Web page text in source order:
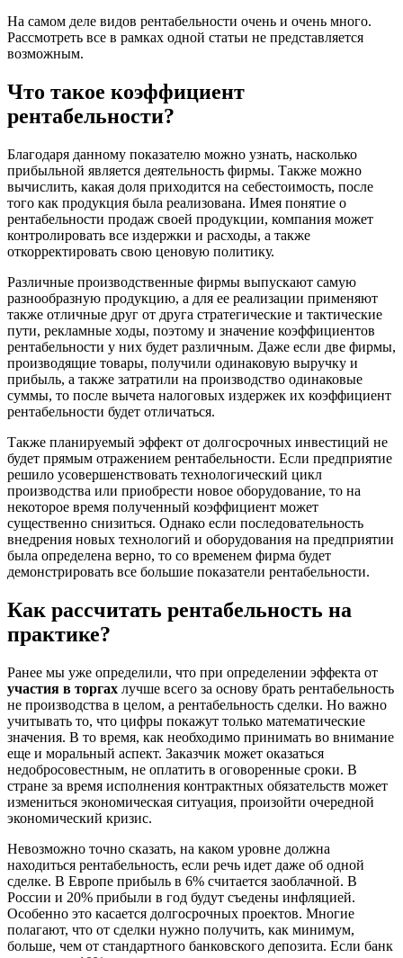
На самом деле видов рентабельности очень и очень много.
Рассмотреть все в рамках одной статьи не представляется
возможным.
Что такое коэффициент
рентабельности?
Благодаря данному показателю можно узнать, насколько
прибыльной является деятельность фирмы. Также можно
вычислить, какая доля приходится на себестоимость, после
того как продукция была реализована. Имея понятие о
рентабельности продаж своей продукции, компания может
контролировать все издержки и расходы, а также
откорректировать свою ценовую политику.
Различные производственные фирмы выпускают самую
разнообразную продукцию, а для ее реализации применяют
также отличные друг от друга стратегические и тактические
пути, рекламные ходы, поэтому и значение коэффициентов
рентабельности у них будет различным. Даже если две фирмы,
производящие товары, получили одинаковую выручку и
прибыль, а также затратили на производство одинаковые
суммы, то после вычета налоговых издержек их коэффициент
рентабельности будет отличаться.
Также планируемый эффект от долгосрочных инвестиций не
будет прямым отражением рентабельности. Если предприятие
решило усовершенствовать технологический цикл
производства или приобрести новое оборудование, то на
некоторое время полученный коэффициент может
существенно снизиться. Однако если последовательность
внедрения новых технологий и оборудования на предприятии
была определена верно, то со временем фирма будет
демонстрировать все большие показатели рентабельности.
Как рассчитать рентабельность на
практике?
Ранее мы уже определили, что при определении эффекта от
участия в торгах лучше всего за основу брать рентабельность
не производства в целом, а рентабельность сделки. Но важно
учитывать то, что цифры покажут только математические
значения. В то время, как необходимо принимать во внимание
еще и моральный аспект. Заказчик может оказаться
недобросовестным, не оплатить в оговоренные сроки. В
стране за время исполнения контрактных обязательств может
измениться экономическая ситуация, произойти очередной
экономический кризис.
Невозможно точно сказать, на каком уровне должна
находиться рентабельность, если речь идет даже об одной
сделке. В Европе прибыль в 6% считается заоблачной. В
России и 20% прибыли в год будут съедены инфляцией.
Особенно это касается долгосрочных проектов. Многие
полагают, что от сделки нужно получить, как минимум,
больше, чем от стандартного банковского депозита. Если банк